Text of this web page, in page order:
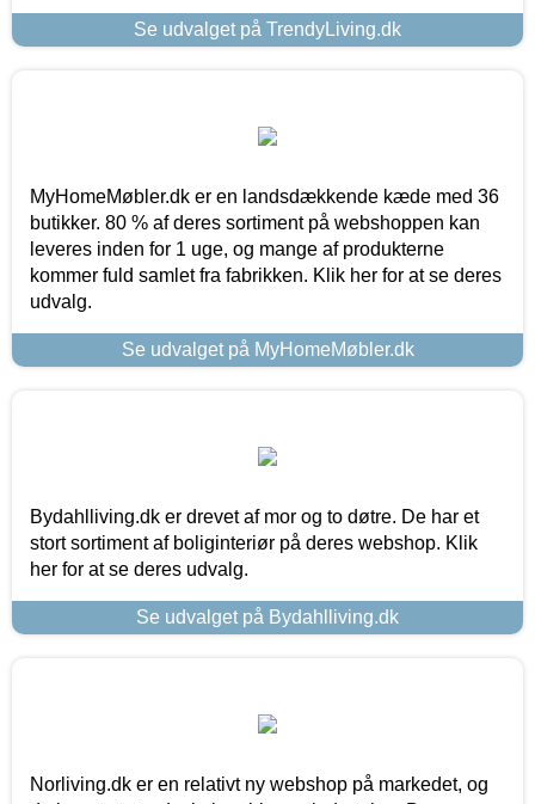
Se udvalget på TrendyLiving.dk
MyHomeMøbler.dk er en landsdækkende kæde med 36
butikker. 80 % af deres sortiment på webshoppen kan
leveres inden for 1 uge, og mange af produkterne
kommer fuld samlet fra fabrikken. Klik her for at se deres
udvalg.
Se udvalget på MyHomeMøbler.dk
Bydahlliving.dk er drevet af mor og to døtre. De har et
stort sortiment af boliginteriør på deres webshop. Klik
her for at se deres udvalg.
Se udvalget på Bydahlliving.dk
Norliving.dk er en relativt ny webshop på markedet, og